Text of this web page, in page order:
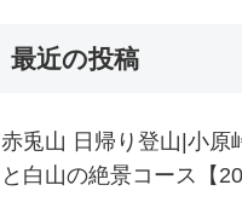
最近の投稿
赤兎山 日帰り登山|小原
と白山の絶景コース【